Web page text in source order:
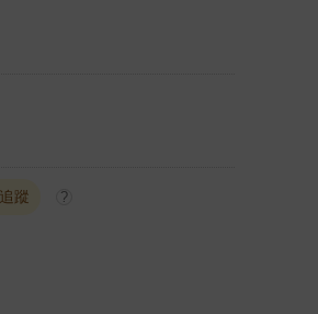
追蹤 ?